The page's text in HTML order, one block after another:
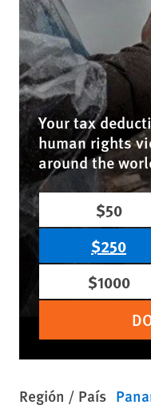
Your tax
human rights
around the
$50
$250
$1000
Región / País